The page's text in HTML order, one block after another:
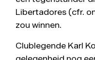
Libertadores (cfr.
zou winnen.
Clublegende Karl